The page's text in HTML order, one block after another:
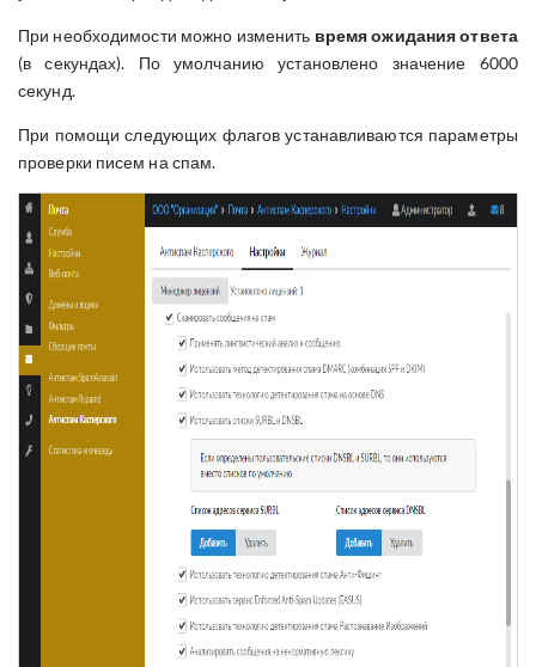
При необходимости можно изменить время ожидания ответа
(в секундах). По умолчанию установлено значение 6000
секунд.
При помощи следующих флагов устанавливаются параметры
проверки писем на спам.